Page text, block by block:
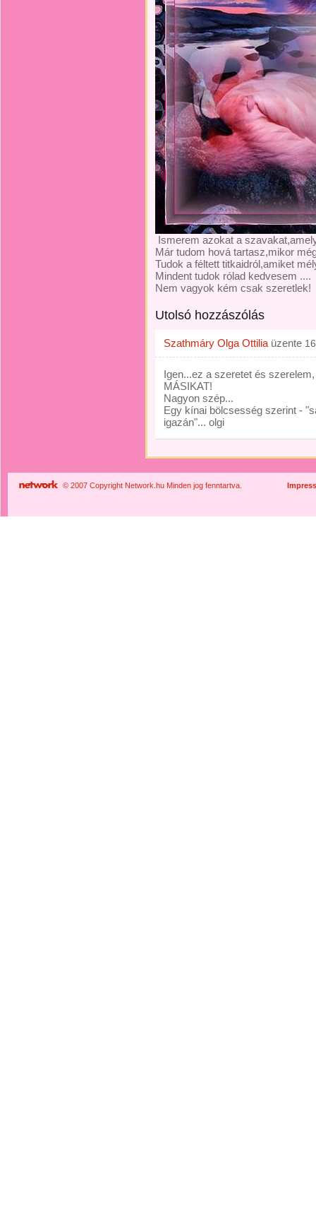
Ismerem azokat a
Már tudom hová tartasz,mikor
Tudok a féltett titkaidról,amiket
Mindent tudok rólad kedvesem ....
Nem vagyok kém csak szeretlek!
Utolsó hozzászólás
Szathmáry Olga Ottilia üzente
Igen...ez a szeretet és
MÁSIKAT!
Nagyon szép...
Egy kínai bölcsesség szerint -
igazán"... olgi
© 2007 Copyright Network.hu Minden jog fenntartva.